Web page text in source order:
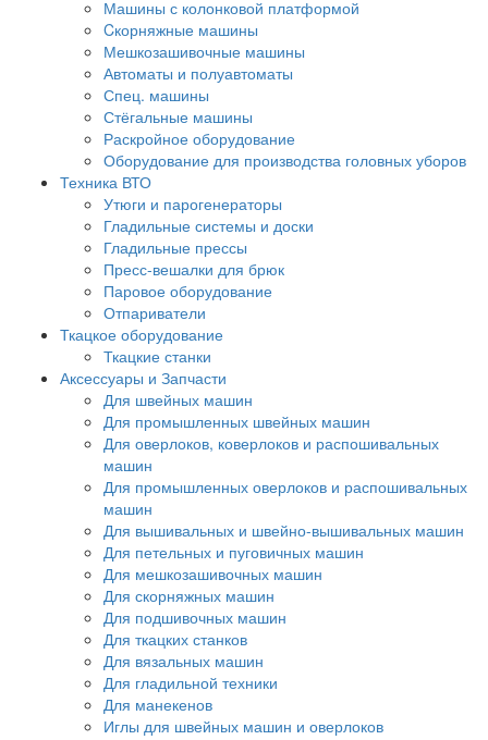
Машины с колонковой платформой
Cкорняжные машины
Мешкозашивочные машины
Автоматы и полуавтоматы
Спец. машины
Стёгальные машины
Раскройное оборудование
Оборудование для производства головных уборов
Техника ВТО
Утюги и парогенераторы
Гладильные системы и доски
Гладильные прессы
Пресс-вешалки для брюк
Паровое оборудование
Отпариватели
Ткацкое оборудование
Ткацкие станки
Аксессуары и Запчасти
Для швейных машин
Для промышленных швейных машин
Для оверлоков, коверлоков и распошивальных
машин
Для промышленных оверлоков и распошивальных
машин
Для вышивальных и швейно-вышивальных машин
Для петельных и пуговичных машин
Для мешкозашивочных машин
Для скорняжных машин
Для подшивочных машин
Для ткацких станков
Для вязальных машин
Для гладильной техники
Для манекенов
Иглы для швейных машин и оверлоков